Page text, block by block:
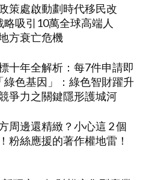
策處啟動劃時代移民改
略吸引10萬全球高端人
方衰亡危機
十年全解析：每7件申請即
綠色基因」：綠色智財躍升
爭力之關鍵隱形護城河
周邊還精緻？小心這 2 個
粉絲應援的著作權地雷！